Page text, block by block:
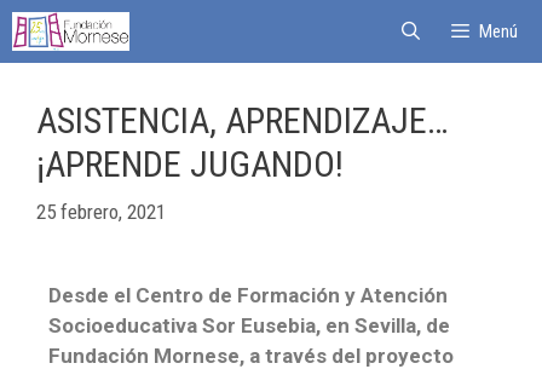
Menú
ASISTENCIA, APRENDIZAJE…
¡APRENDE JUGANDO!
25 febrero, 2021
Desde el Centro de Formación y Atención
Socioeducativa Sor Eusebia, en Sevilla, de
Fundación Mornese, a través del proyecto